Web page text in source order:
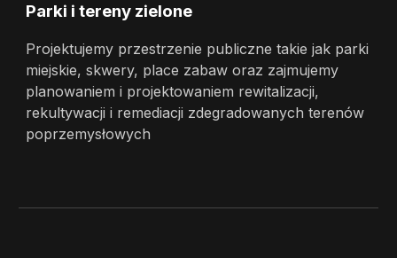
Parki i tereny zielone
Projektujemy przestrzenie publiczne takie jak parki
miejskie, skwery, place zabaw oraz zajmujemy
planowaniem i projektowaniem rewitalizacji,
rekultywacji i remediacji zdegradowanych terenów
poprzemysłowych